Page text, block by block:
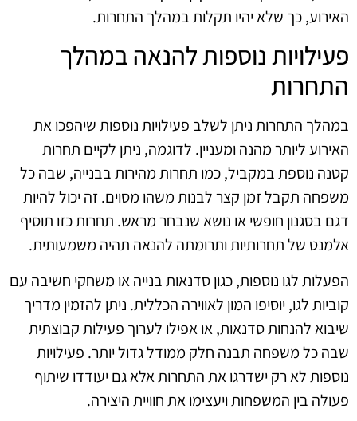
האירוע, כך שלא יהיו תקלות במהלך התחרות.
פעילויות נוספות להנאה במהלך
התחרות
במהלך התחרות ניתן לשלב פעילויות נוספות שיהפכו את
האירוע ליותר מהנה ומעניין. לדוגמה, ניתן לקיים תחרות
קטנה נוספת במקביל, כמו תחרות מהירות בבנייה, שבה כל
משפחה תקבל זמן קצר לבנות משהו מסוים. זה יכול להיות
דגם בסגנון חופשי או נושא שנבחר מראש. תחרות כזו תוסיף
אלמנט של תחרותיות ותרומתה להנאה תהיה משמעותית.
הפעלות לגו נוספות, כגון סדנאות בנייה או משחקי חשיבה עם
קוביות לגו, יוסיפו המון לאווירה הכללית. ניתן להזמין מדריך
שיבוא להנחות סדנאות, או אפילו לערוך פעילות קבוצתית
שבה כל משפחה תבנה חלק ממודל גדול יותר. פעילויות
נוספות לא רק ישדרגו את התחרות אלא גם יעודדו שיתוף
פעולה בין המשפחות ויעצימו את חוויית היצירה.